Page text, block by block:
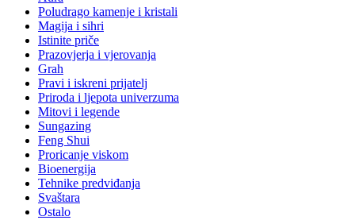
Poludrago kamenje i kristali
Magija i sihri
Istinite priče
Prazovjerja i vjerovanja
Grah
Pravi i iskreni prijatelj
Priroda i ljepota univerzuma
Mitovi i legende
Sungazing
Feng Shui
Proricanje viskom
Bioenergija
Tehnike predviđanja
Svaštara
Ostalo